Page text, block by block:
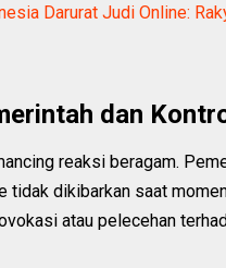
Darurat Judi Online:
dan
reaksi beragam.
tidak dikibarkan saat
atau pelecehan